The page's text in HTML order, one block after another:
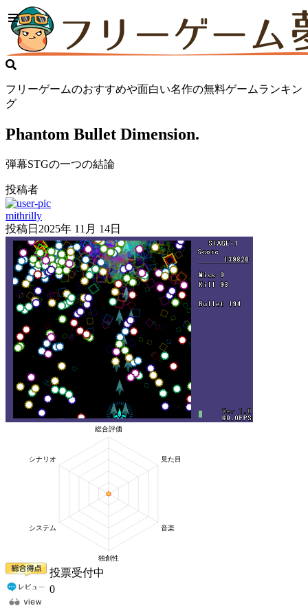
フリーゲームのおすすめや面白い名作の無料ゲームランキン
グ
Phantom Bullet Dimension.
弾幕STGの一つの結論
投稿者
mithrilly
投稿日 2025年 11月 14日
投票受付中
0